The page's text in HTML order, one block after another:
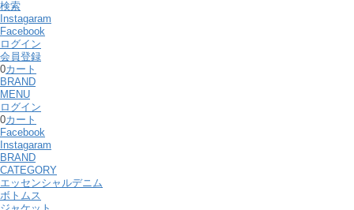
検索
Instagaram
Facebook
ログイン
会員登録
0カート
BRAND
MENU
ログイン
0カート
Facebook
Instagaram
BRAND
CATEGORY
エッセンシャルデニム
ボトムス